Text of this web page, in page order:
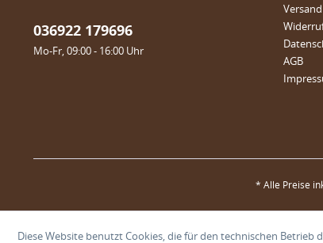
036922 179696
Mo-Fr, 09:00 - 16:00 Uhr
AGB
* Alle Preise
Diese Website benutzt Cookies, die für den technischen